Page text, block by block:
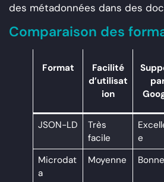
des métadonnées dans des
Comparaison des
Format
Facilité
d’utilisat
ion
JSON-LD
Très
facile
e
Microdat
a
Moyenne Bonne